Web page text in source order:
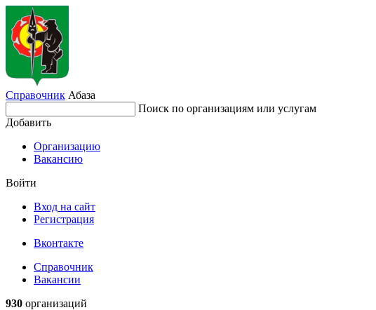
Справочник Абаза
Поиск по организациям или услугам
Добавить
Организацию
Вакансию
Войти
Вход на сайт
Регистрация
Вконтакте
Справочник
Вакансии
930 организаций